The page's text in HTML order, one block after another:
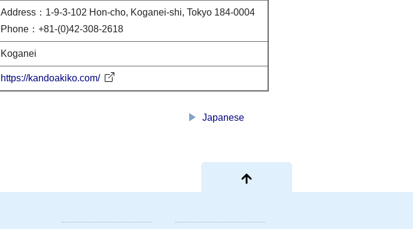
Address：1-9-3-102 Hon-cho, Koganei-shi, Tokyo 184-0004
Phone：+81-(0)42-308-2618
Koganei
https://kandoakiko.com/
play_arrow Japanese